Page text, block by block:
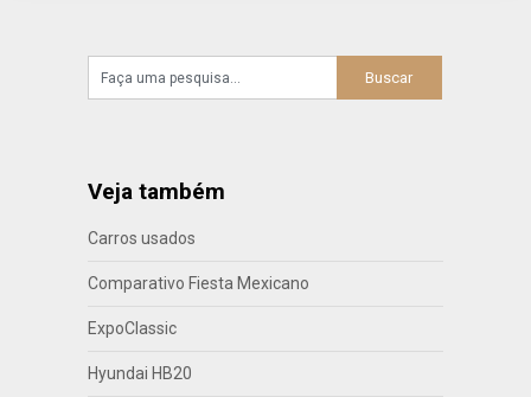
Veja também
Carros usados
Comparativo Fiesta Mexicano
ExpoClassic
Hyundai HB20